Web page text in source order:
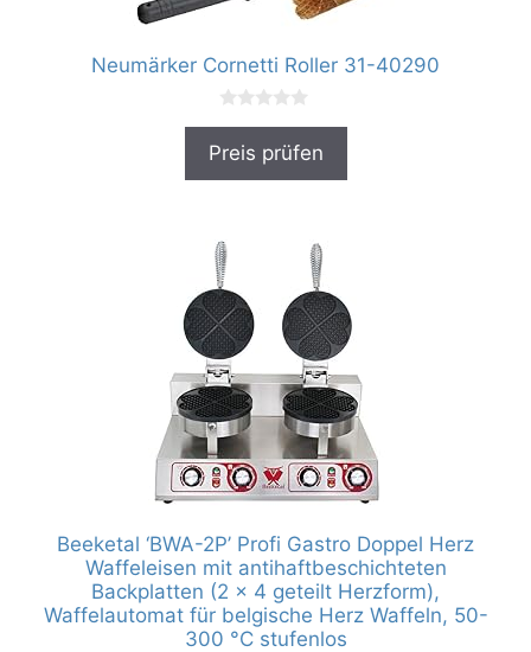
Neumärker Cornetti Roller 31-40290
0
o
Preis prüfen
Beeketal ‘BWA-2P’ Profi Gastro Doppel Herz
Waffeleisen mit antihaftbeschichteten
Backplatten (2 x 4 geteilt Herzform),
Waffelautomat für belgische Herz Waffeln, 50-
300 °C stufenlos